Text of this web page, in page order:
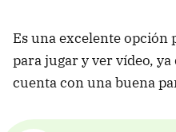
Es una excelente
para jugar y ver vídeo,
cuenta con una buena